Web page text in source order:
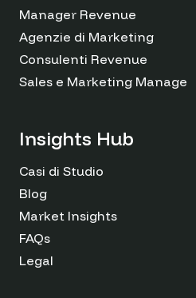
Manager Revenue
Agenzie di Marketing
Consulenti Revenue
Sales e Marketing Managers
Insights Hub
Casi di Studio
Blog
Market Insights
FAQs
Legal